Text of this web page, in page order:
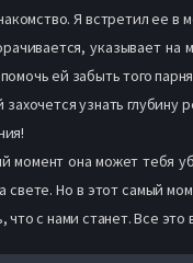
Я встретил ее
указывает
ей забыть того
узнать глубину
момент она может тебя
свете. Но в этот самый
что с нами станет. Все